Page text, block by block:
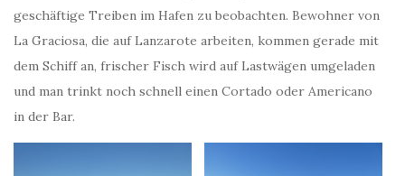
geschäftige Treiben im Hafen zu beobachten. Bewohner von
La Graciosa, die auf Lanzarote arbeiten, kommen gerade mit
dem Schiff an, frischer Fisch wird auf Lastwägen umgeladen
und man trinkt noch schnell einen Cortado oder Americano
in der Bar.